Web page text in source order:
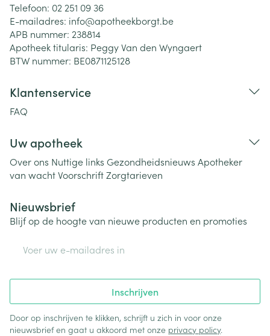
Telefoon: 02 251 09 36
E-mailadres: info@apotheekborgt.be
APB nummer: 238814
Apotheek titularis: Peggy Van den Wyngaert
BTW nummer: BE0871125128
Klantenservice
FAQ
Uw apotheek
Over ons Nuttige links Gezondheidsnieuws Apotheker
van wachtVoorschriftZorgtarieven
Nieuwsbrief
Blijf op de hoogte van nieuwe producten en promoties
Inschrijven
Door op inschrijven te klikken, schrijft u zich in voor onze
nieuwsbrief en gaat u akkoord met onze privacy policy.